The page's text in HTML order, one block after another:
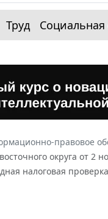
Труд Социальная
правовое
округа от
налоговая